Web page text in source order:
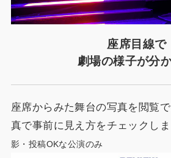
座席目線で
劇場の様子が分
座席からみた舞台の写真を閲覧
真で事前に見え方をチェックしま
影・投稿OKな公演のみ